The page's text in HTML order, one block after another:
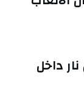
داخل